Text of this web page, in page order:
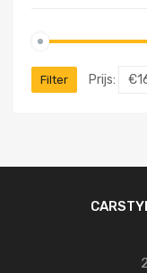
Filter Prijs: